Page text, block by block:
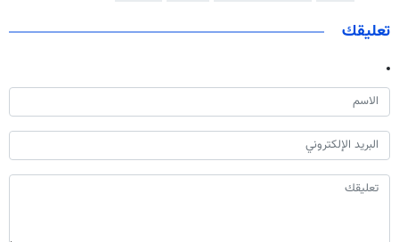
تعليقك